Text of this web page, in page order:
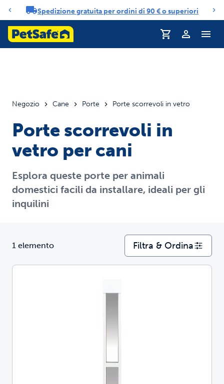
Carosello di notificheSpedizione gratuita per ordini di 90 € o superiori
Profilo
Negozio Cane Porte Porte scorrevoli in vetro
Porte scorrevoli in
vetro per cani
Esplora queste porte per animali
domestici facili da installare, ideali per gli
inquilini
1 elemento Filtra & Ordina